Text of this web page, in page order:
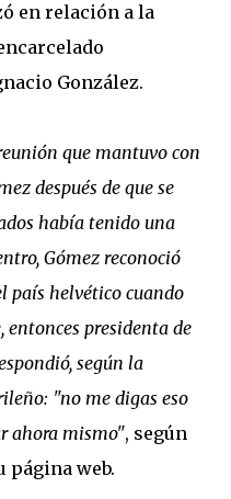
en relación a la
González.
que mantuvo con
después de que se
había tenido una
Gómez reconoció
país helvético cuando
presidenta de
según la
"no me digas eso
ahora mismo", según
página web.